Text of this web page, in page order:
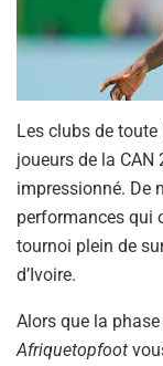
Les clubs de
joueurs de la
impressionné. De
performances qui
tournoi plein de
d’Ivoire.
Alors que la
Afriquetopfoot